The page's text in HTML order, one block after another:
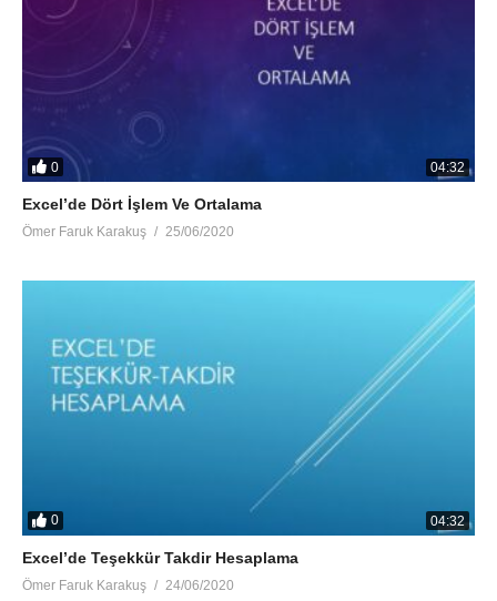
0 04:32
Excel’de Dört İşlem Ve Ortalama
Ömer Faruk Karakuş 25/06/2020
0 04:32
Excel’de Teşekkür Takdir Hesaplama
Ömer Faruk Karakuş 24/06/2020